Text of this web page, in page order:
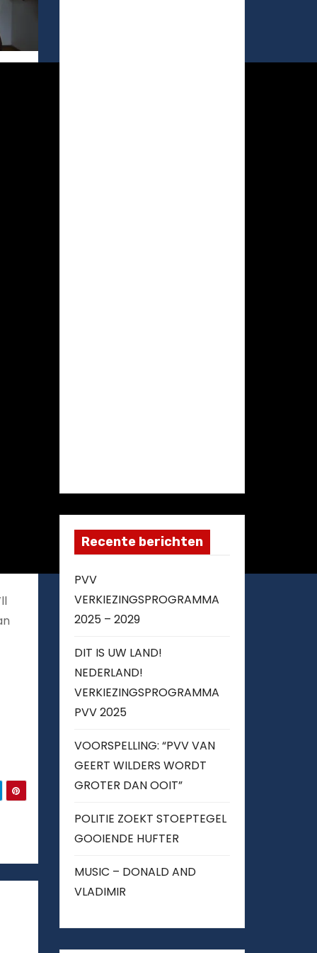
Recente berichten
PVV
VERKIEZINGSPROGRAMMA
2025 – 2029
DIT IS UW LAND!
NEDERLAND!
VERKIEZINGSPROGRAMMA
PVV 2025
VOORSPELLING: “PVV VAN
GEERT WILDERS WORDT
GROTER DAN OOIT”
POLITIE ZOEKT STOEPTEGEL
GOOIENDE HUFTER
MUSIC – DONALD AND
VLADIMIR